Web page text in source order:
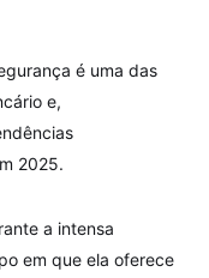
é uma das
e,
2025.
a intensa
em que ela oferece